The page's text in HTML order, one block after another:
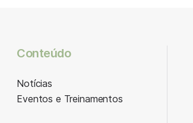
Conteúdo
Notícias
Eventos e Treinamentos